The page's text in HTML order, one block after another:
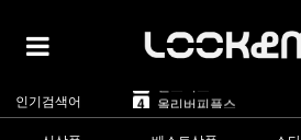
인기검색어
5
1 라피스센시블레
마스카
4 올리버피플스
5 카렌워커